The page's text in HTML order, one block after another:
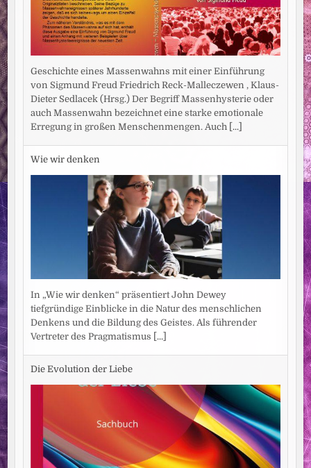
Geschichte eines Massenwahns mit einer Einführung
von Sigmund Freud Friedrich Reck-Malleczewen , Klaus-
Dieter Sedlacek (Hrsg.) Der Begriff Massenhysterie oder
auch Massenwahn bezeichnet eine starke emotionale
Erregung in großen Menschenmengen. Auch
[...]
Wie wir denken
In „Wie wir denken“ präsentiert John Dewey
tiefgründige Einblicke in die Natur des menschlichen
Denkens und die Bildung des Geistes. Als führender
Vertreter des Pragmatismus
[...]
Die Evolution der Liebe